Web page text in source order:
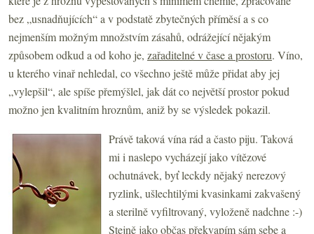
bez „usnadňujících“ a v podstatě zbytečných příměsí a s co
nejmenším možným množstvím zásahů, odrážející nějakým
způsobem odkud a od koho je, zařaditelné v čase a prostoru. Víno,
u kterého vinař nehledal, co všechno ještě může přidat aby jej
„vylepšil“, ale spíše přemýšlel, jak dát co největší prostor pokud
možno jen kvalitním hroznům, aniž by se výsledek pokazil.
Právě taková vína rád a často piju. Taková
mi i naslepo vycházejí jako vítězové
ochutnávek, byť leckdy nějaký nerezový
ryzlink, ušlechtilými kvasinkami zakvašený
a sterilně vyfiltrovaný, vyloženě nadchne :-)
Stejně jako občas překvapím sám sebe a